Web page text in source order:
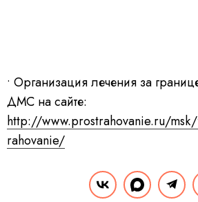
• Организация лечения за
ДМС на сайте:
http://www.prostrahovanie.ru/
rahovanie/
Средние цены на